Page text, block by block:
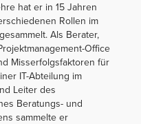
hat er in 15 Jahren
Rollen im
Als Berater,
Office
Misserfolgsfaktoren für
IT-Abteilung im
Leiter des
Beratungs- und
sammelte er